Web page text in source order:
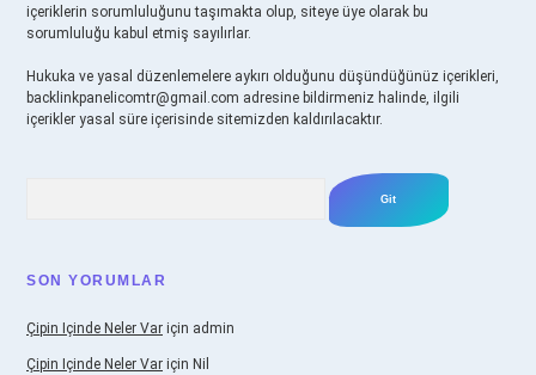
içeriklerin sorumluluğunu taşımakta olup, siteye üye olarak bu
sorumluluğu kabul etmiş sayılırlar.
Hukuka ve yasal düzenlemelere aykırı olduğunu düşündüğünüz içerikleri,
backlinkpanelicomtr@gmail.com adresine bildirmeniz halinde, ilgili
içerikler yasal süre içerisinde sitemizden kaldırılacaktır.
SON YORUMLAR
Çipin Içinde Neler Var için admin
Çipin Içinde Neler Var için Nil